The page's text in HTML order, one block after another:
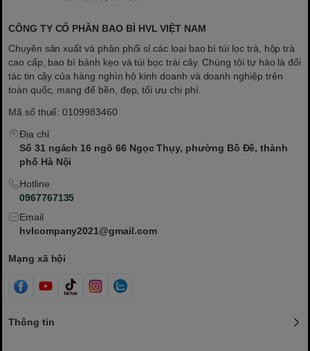
CÔNG TY CỔ PHẦN BAO BÌ HVL VIỆT NAM
Chuyên sản xuất và phân phối sỉ các loại bao bì túi lọc trà, hộp trà
cao cấp, bao bì bánh kẹo và túi bọc trái cây. Chúng tôi tự hào là đối
tác tin cậy của hàng nghìn hộ kinh doanh và doanh nghiệp trên
toàn quốc, mang đế bền, đẹp, tối ưu chi phí.
Mã số thuế: 0109983460
Địa chỉ
Số 31 ngách 16 ngõ 66 Ngọc Thụy, phường Bồ Đề, thành
phố Hà Nội
Hotline
0967767135
Email
hvlcompany2021@gmail.com
Mạng xã hội
Thông tin